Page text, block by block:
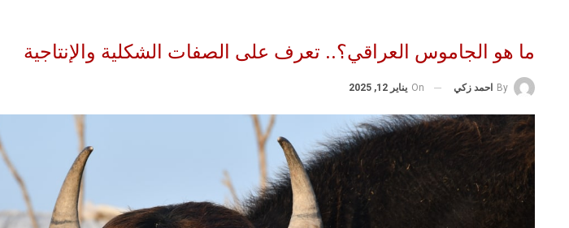
ما هو الجاموس العراقي؟.. تعرف على الصفات الشكلية والإنتاجية
By احمد زكي On يناير 12, 2025